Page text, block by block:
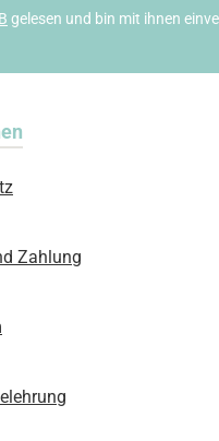
gelesen und bin mit ihnen
Zahlung